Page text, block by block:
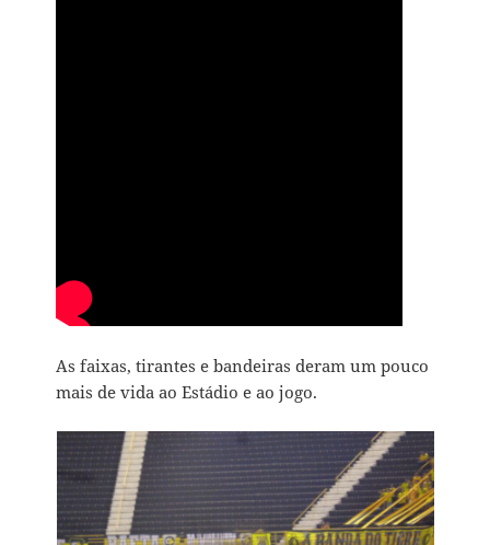
As faixas, tirantes e bandeiras deram um pouco
mais de vida ao Estádio e ao jogo.